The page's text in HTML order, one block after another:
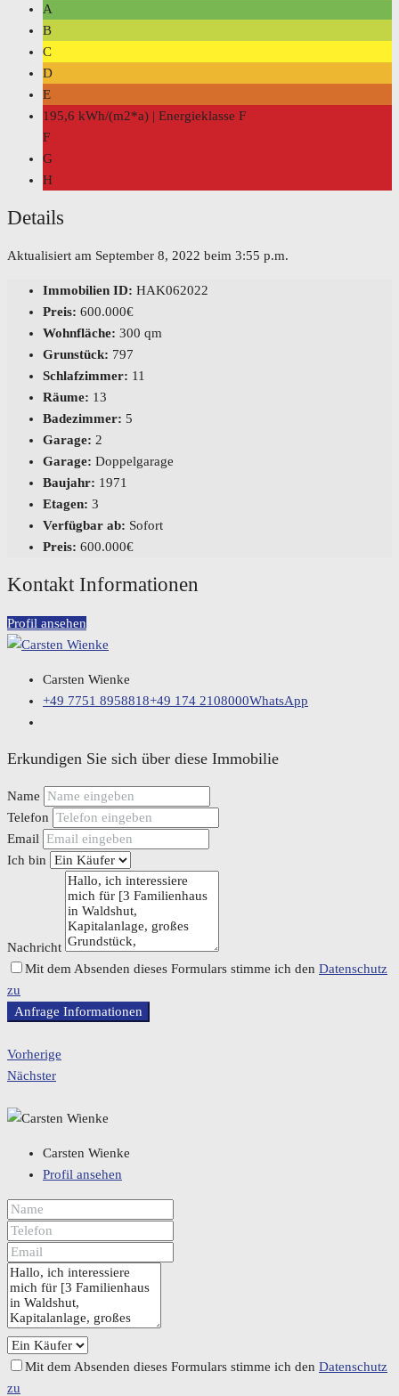
A
B
C
D
E
195,6 kWh/(m2*a) | Energieklasse F
F
G
H
Details
Aktualisiert am September 8, 2022 beim 3:55 p.m.
Immobilien ID: HAK062022
Preis: 600.000€
Wohnfläche: 300 qm
Grunstück: 797
Schlafzimmer: 11
Räume: 13
Badezimmer: 5
Garage: 2
Garage: Doppelgarage
Baujahr: 1971
Etagen: 3
Verfügbar ab: Sofort
Preis: 600.000€
Kontakt Informationen
Profil ansehen
Carsten Wienke
+49 7751 8958818+49 174 2108000WhatsApp
Erkundigen Sie sich über diese Immobilie
Name
Telefon
Email
Ich bin
Nachricht
Mit dem Absenden dieses Formulars stimme ich den Datenschutz
zu
Anfrage Informationen
Vorherige
Nächster
Carsten Wienke
Profil ansehen
Mit dem Absenden dieses Formulars stimme ich den Datenschutz
zu